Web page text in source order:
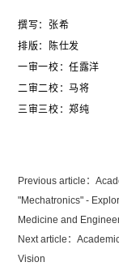
撰写：张希
排版：陈仕发
一审一校：任露洋
二审二校：马将
三审三校：郑纯
Previous article：
"Mechatronics" -
Medicine and
Next article：
Vision